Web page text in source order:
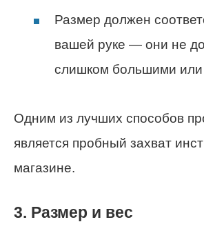
Размер должен
вашей руке — они не
слишком большими
Одним из лучших способов
является пробный захват
магазине.
3. Размер и вес